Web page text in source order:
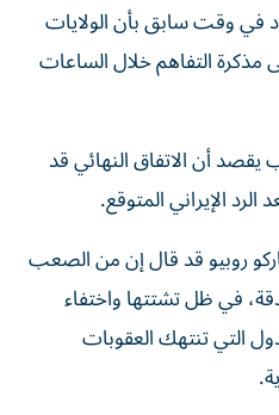
في وقت سابق بأن الولايات
مذكرة التفاهم خلال الساعات
أن الاتفاق النهائي قد
الإيراني المتوقع.
روبيو قد قال إن من الصعب
في ظل تشتتها واختفاء
التي تنتهك العقوبات